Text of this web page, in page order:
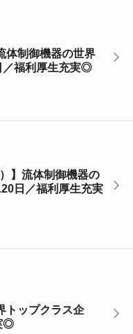
体制御機器の世界
／福利厚生充実◎
】流体制御機器の
日／福利厚生充実
トップクラス企
◎